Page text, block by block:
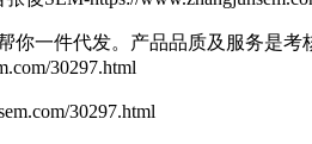
件代发。产品品质及服务是考
30297.html
30297.html